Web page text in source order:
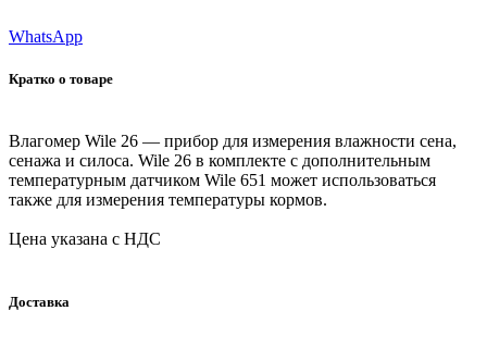
WhatsApp
Кратко о товаре
Влагомер Wile 26 — прибор для измерения влажности сена,
сенажа и силоса. Wile 26 в комплекте с дополнительным
температурным датчиком Wile 651 может использоваться
также для измерения температуры кормов.
Цена указана с НДС
Доставка